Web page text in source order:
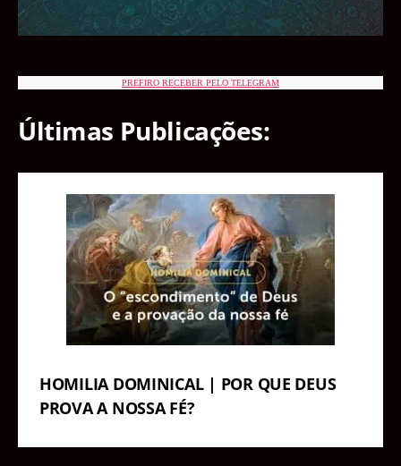
PREFIRO RECEBER PELO TELEGRAM
Últimas Publicações:
HOMILIA DOMINICAL | POR QUE DEUS
PROVA A NOSSA FÉ?